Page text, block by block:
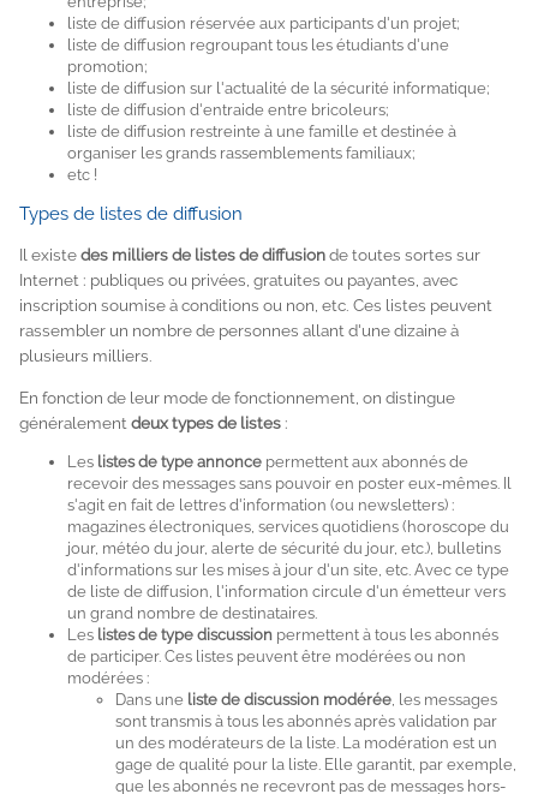
liste de diffusion réservée aux participants d'un projet;
liste de diffusion regroupant tous les étudiants d'une
promotion;
liste de diffusion sur l'actualité de la sécurité informatique;
liste de diffusion d'entraide entre bricoleurs;
liste de diffusion restreinte à une famille et destinée à
organiser les grands rassemblements familiaux;
etc !
Types de listes de diffusion
Il existedes milliers de listes de diffusionde toutes sortes sur
Internet : publiques ou privées, gratuites ou payantes, avec
inscription soumise à conditions ou non, etc. Ces listes peuvent
rassembler un nombre de personnes allant d'une dizaine à
plusieurs milliers.
En fonction de leur mode de fonctionnement, on distingue
généralement deux types de listes :
Les listes de type annonce permettent aux abonnés de
recevoir des messages sans pouvoir en poster eux-mêmes. Il
s'agit en fait de lettres d'information (ou newsletters) :
magazines électroniques, services quotidiens (horoscope du
jour, météo du jour, alerte de sécurité du jour, etc.), bulletins
d'informations sur les mises à jour d'un site, etc. Avec ce type
de liste de diffusion, l'information circule d'un émetteur vers
un grand nombre de destinataires.
Les listes de type discussion permettent à tous les abonnés
de participer. Ces listes peuvent être modérées ou non
modérées :
Dans une liste de discussion modérée, les messages
sont transmis à tous les abonnés après validation par
un des modérateurs de la liste. La modération est un
gage de qualité pour la liste. Elle garantit, par exemple,
que les abonnés ne recevront pas de messages hors-